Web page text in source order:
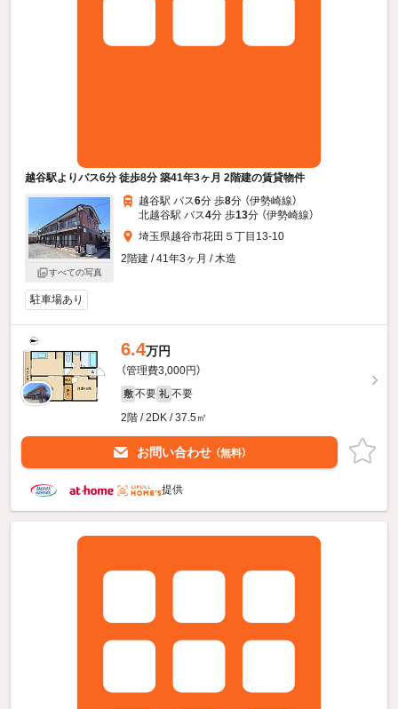
越谷駅よりバス6分 徒歩8分 築41年3ヶ月 2階建の賃貸物件
すべての写真
越谷駅 バス6分 歩8分 （伊勢崎線）
北越谷駅 バス4分 歩13分 （伊勢崎線）
埼玉県越谷市花田５丁目13-10
2階建 / 41年3ヶ月 / 木造
駐車場あり
6.4万円
（管理費3,000円）
敷 不要 礼 不要
2階 / 2DK / 37.5㎡
お問い合わせ （無料）
提供